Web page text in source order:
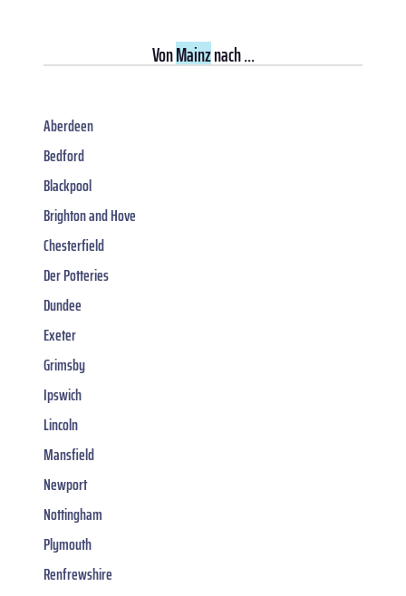
VonMainznach ...
Aberdeen
Bedford
Blackpool
Brighton and Hove
Chesterfield
Der Potteries
Dundee
Exeter
Grimsby
Ipswich
Lincoln
Mansfield
Newport
Nottingham
Plymouth
Renfrewshire